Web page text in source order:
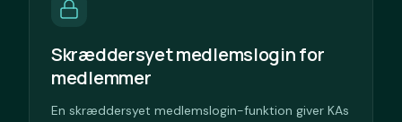
Skræddersyet medlemslogin for
medlemmer
En skræddersyet medlemslogin-funktion giver KAs